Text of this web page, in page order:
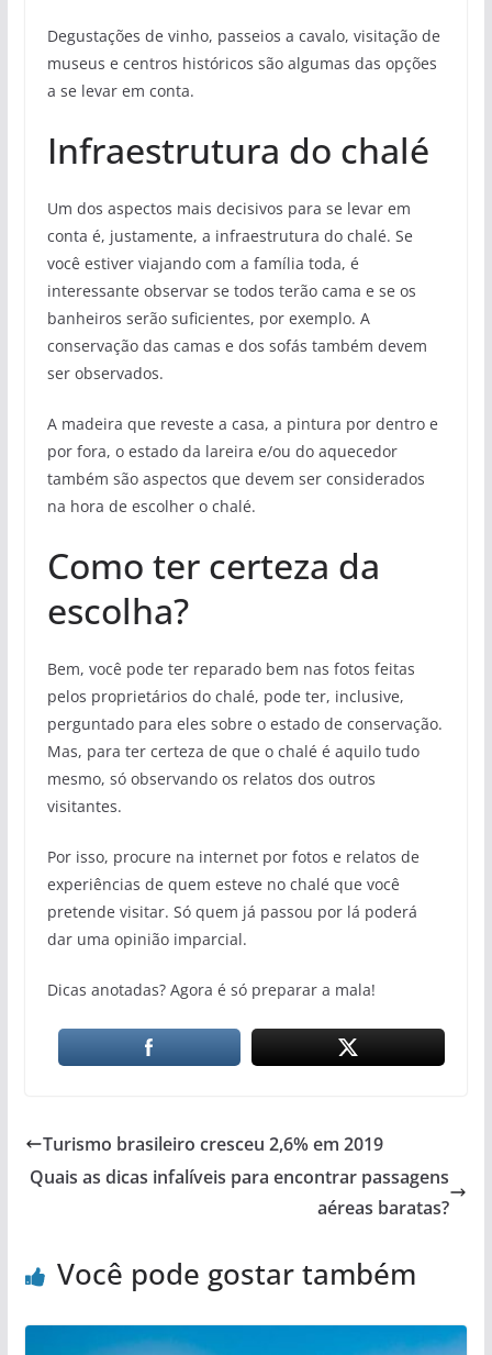
Degustações de vinho, passeios a cavalo, visitação de
museus e centros históricos são algumas das opções
a se levar em conta.
Infraestrutura do chalé
Um dos aspectos mais decisivos para se levar em
conta é, justamente, a infraestrutura do chalé. Se
você estiver viajando com a família toda, é
interessante observar se todos terão cama e se os
banheiros serão suficientes, por exemplo. A
conservação das camas e dos sofás também devem
ser observados.
A madeira que reveste a casa, a pintura por dentro e
por fora, o estado da lareira e/ou do aquecedor
também são aspectos que devem ser considerados
na hora de escolher o chalé.
Como ter certeza da
escolha?
Bem, você pode ter reparado bem nas fotos feitas
pelos proprietários do chalé, pode ter, inclusive,
perguntado para eles sobre o estado de conservação.
Mas, para ter certeza de que o chalé é aquilo tudo
mesmo, só observando os relatos dos outros
visitantes.
Por isso, procure na internet por fotos e relatos de
experiências de quem esteve no chalé que você
pretende visitar. Só quem já passou por lá poderá
dar uma opinião imparcial.
Dicas anotadas? Agora é só preparar a mala!
Turismo brasileiro cresceu 2,6% em 2019
Quais as dicas infalíveis para encontrar passagens
aéreas baratas?
Você pode gostar também